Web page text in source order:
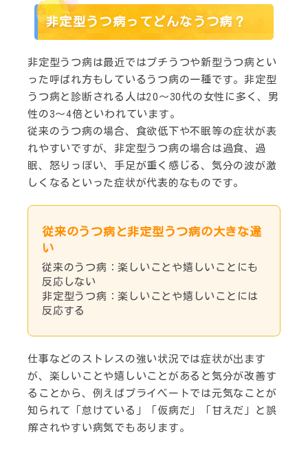
非定型うつ病ってどんなうつ病？
非定型うつ病は最近ではプチうつや新型うつ病とい
った呼ばれ方もしているうつ病の一種です。非定型
うつ病と診断される人は20～30代の女性に多く、男
性の3～4倍といわれています。
従来のうつ病の場合、食欲低下や不眠等の症状が表
れやすいですが、非定型うつ病の場合は過食、過
眠、怒りっぽい、手足が重く感じる、気分の波が激
しくなるといった症状が代表的なものです。
従来のうつ病と非定型うつ病の大きな違
い
従来のうつ病：楽しいことや嬉しいことにも
反応しない
非定型うつ病：楽しいことや嬉しいことには
反応する
仕事などのストレスの強い状況では症状が出ます
が、楽しいことや嬉しいことがあると気分が改善す
ることから、例えばプライベートでは元気なことが
知られて「怠けている」「仮病だ」「甘えだ」と誤
解されやすい病気でもあります。